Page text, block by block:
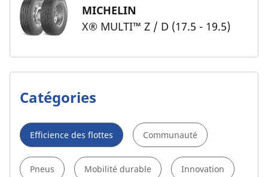
MICHELIN
X® MULTI™ Z / D (17.5 - 19.5)
Catégories
Efficience des flottes Communauté
Pneus Mobilité durable Innovation